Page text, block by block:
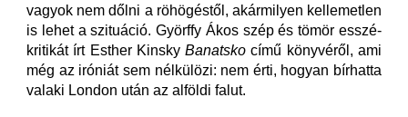
vagyok nem dőlni a röhögéstől, akármilyen kellemetlen
is lehet a szituáció. Györffy Ákos szép és tömör esszé-
kritikát írt Esther KinskyBanatsko című könyvéről, ami
még az iróniát sem nélkülözi: nem érti, hogyan bírhatta
valaki London után az alföldi falut.